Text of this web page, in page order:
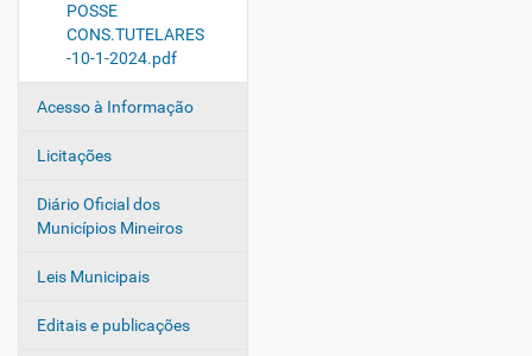
POSSE
CONS.TUTELARES
-10-1-2024.pdf
Acesso à Informação
Licitações
Diário Oficial dos
Municípios Mineiros
Leis Municipais
Editais e publicações